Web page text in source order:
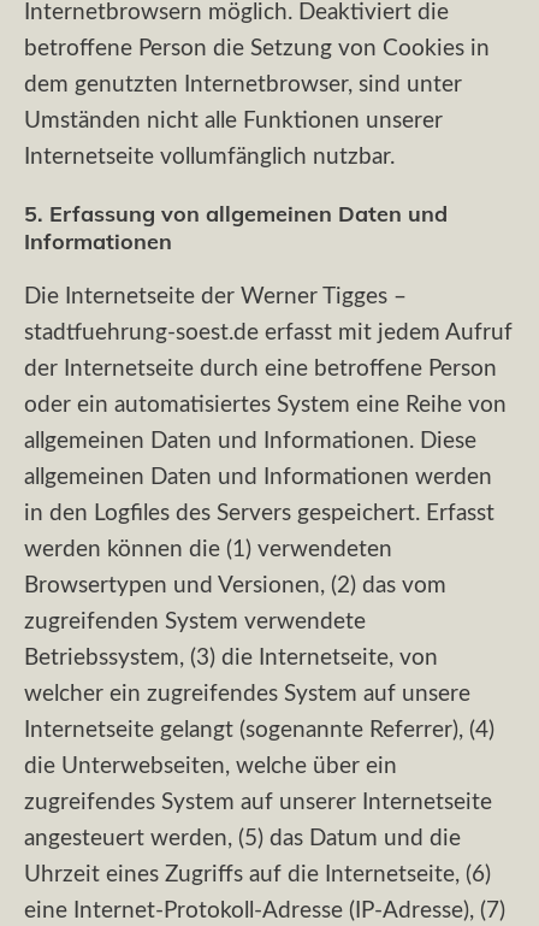
Internetbrowsern möglich. Deaktiviert die
betroffene Person die Setzung von Cookies in
dem genutzten Internetbrowser, sind unter
Umständen nicht alle Funktionen unserer
Internetseite vollumfänglich nutzbar.
5. Erfassung von allgemeinen Daten und
Informationen
Die Internetseite der Werner Tigges –
stadtfuehrung-soest.de erfasst mit jedem Aufruf
der Internetseite durch eine betroffene Person
oder ein automatisiertes System eine Reihe von
allgemeinen Daten und Informationen. Diese
allgemeinen Daten und Informationen werden
in den Logfiles des Servers gespeichert. Erfasst
werden können die (1) verwendeten
Browsertypen und Versionen, (2) das vom
zugreifenden System verwendete
Betriebssystem, (3) die Internetseite, von
welcher ein zugreifendes System auf unsere
Internetseite gelangt (sogenannte Referrer), (4)
die Unterwebseiten, welche über ein
zugreifendes System auf unserer Internetseite
angesteuert werden, (5) das Datum und die
Uhrzeit eines Zugriffs auf die Internetseite, (6)
eine Internet-Protokoll-Adresse (IP-Adresse), (7)